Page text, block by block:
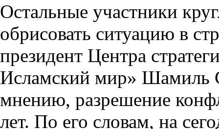
Остальные участники
обрисовать ситуацию в
президент Центра
Исламский мир» Шамиль
мнению, разрешение
лет. По его словам, на